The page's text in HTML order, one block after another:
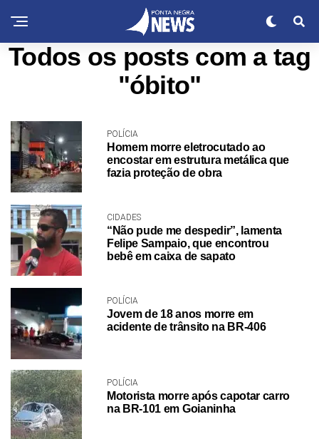
Todos os posts com a tag
"óbito"
POLÍCIA
Homem morre eletrocutado ao
encostar em estrutura metálica que
fazia proteção de obra
CIDADES
“Não pude me despedir”, lamenta
Felipe Sampaio, que encontrou
bebê em caixa de sapato
POLÍCIA
Jovem de 18 anos morre em
acidente de trânsito na BR-406
POLÍCIA
Motorista morre após capotar carro
na BR-101 em Goianinha